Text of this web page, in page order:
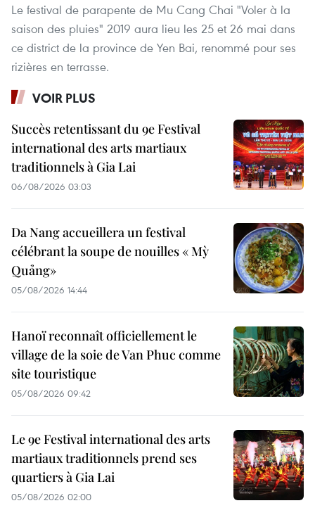
Le festival de parapente de Mu Cang Chai "Voler à la
saison des pluies" 2019 aura lieu les 25 et 26 mai dans
ce district de la province de Yen Bai, renommé pour ses
rizières en terrasse.
VOIR PLUS
Succès retentissant du 9e Festival
international des arts martiaux
traditionnels à Gia Lai
06/08/2026 03:03
Da Nang accueillera un festival
célébrant la soupe de nouilles « Mỳ
Quảng»
05/08/2026 14:44
Hanoï reconnaît officiellement le
village de la soie de Van Phuc comme
site touristique
05/08/2026 09:42
Le 9e Festival international des arts
martiaux traditionnels prend ses
quartiers à Gia Lai
05/08/2026 02:00